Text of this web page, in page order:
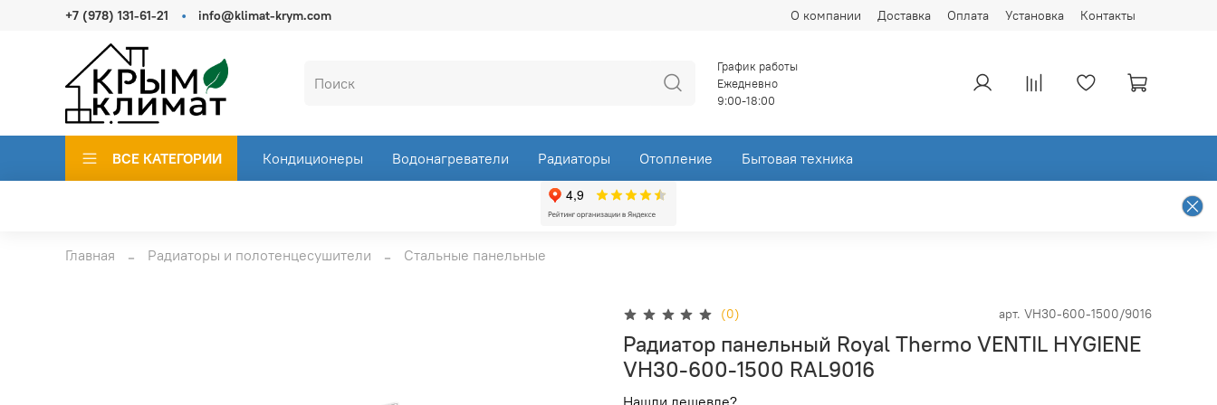
О компании Доставка Оплата Установка Контакты
+7 (978) 131-61-21 info@klimat-krym.com
График работы
Ежедневно
9:00-18:00
ВСЕ КАТЕГОРИИ Кондиционеры Водонагреватели Радиаторы Отопление Бытовая техника
Главная Радиаторы и полотенцесушители Стальные панельные
(0) арт. VH30-600-1500/9016
Радиатор панельный Royal Thermo VENTIL HYGIENE
VH30-600-1500 RAL9016